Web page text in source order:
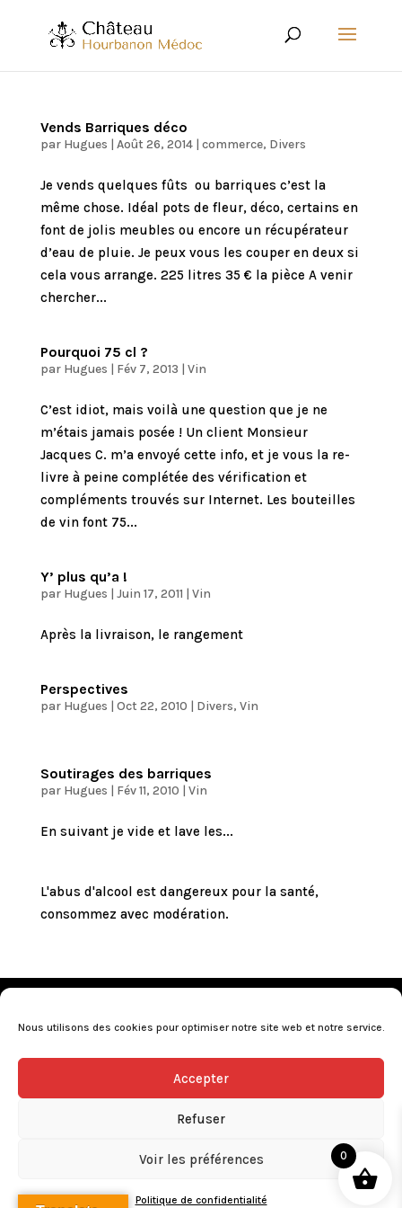
Nous utilisons des cookies pour optimiser notre site web et notre service.
Accepter
Refuser
Voir les préférences
Politique de confidentialité
Vends Barriques déco
par Hugues | Août 26, 2014| commerce, Divers
Je vends quelques fûts ou barriques c’est la
même chose. Idéal pots de fleur, déco, certains en
font de jolis meubles ou encore un récupérateur
d’eau de pluie. Je peux vous les couper en deux si
cela vous arrange. 225 litres 35 € la pièce A venir
chercher...
Pourquoi 75 cl ?
par Hugues | Fév 7, 2013 | Vin
C’est idiot, mais voilà une question que je ne
m’étais jamais posée ! Un client Monsieur
Jacques C. m’a envoyé cette info, et je vous la re-
livre à peine complétée des vérification et
compléments trouvés sur Internet. Les bouteilles
de vin font 75...
Y’ plus qu’a !
par Hugues | Juin 17, 2011 | Vin
Après la livraison, le rangement
Perspectives
par Hugues | Oct 22, 2010 | Divers, Vin
Soutirages des barriques
par Hugues | Fév 11, 2010 | Vin
En suivant je vide et lave les...
L'abus d'alcool est dangereux pour la santé,
consommez avec modération.
Conditions générales de vente•Nos revendeurs•
L’abus d’alcool est dangereux pour la santé, consommez avec
0